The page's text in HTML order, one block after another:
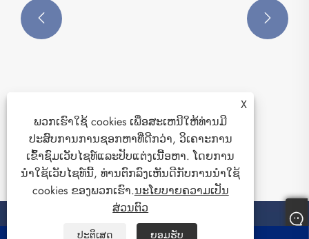
 
X
ພວກເຮົາໃຊ້ cookies ເພື່ອສະເຫນີໃຫ້ທ່ານມີ
ປະສົບການການຊອກຫາທີ່ດີກວ່າ, ວິເຄາະການ
ເຂົ້າຊົມເວັບໄຊທ໌ແລະປັບແຕ່ງເນື້ອຫາ. ໂດຍການ
ນໍາໃຊ້ເວັບໄຊທ໌ນີ້, ທ່ານຕົກລົງເຫັນດີກັບການນໍາໃຊ້
cookies ຂອງພວກເຮົາ.ນະໂຍບາຍຄວາມເປັນ
ສ່ວນຕົວ
ປະຕິເສດ ຍອມຮັບ